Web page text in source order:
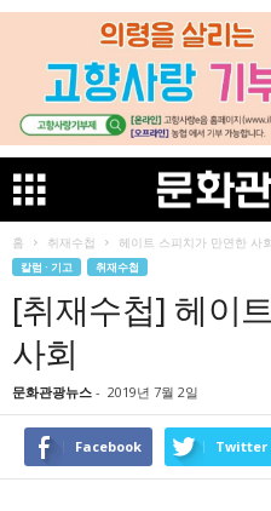
홈 취재수첩 헤이트 스피치가 만연한 사
칼럼 · 기고 취재수첩
[취재수첩] 헤이
사회
문화관광뉴스 - 2019년 7월 2일
Facebook Twitter